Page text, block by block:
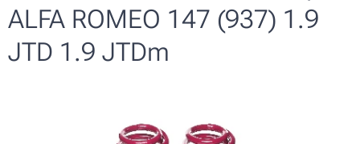
ALFA ROMEO 147 (937) 1.9
JTD 1.9 JTDm